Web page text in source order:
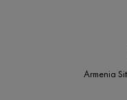
Armenia